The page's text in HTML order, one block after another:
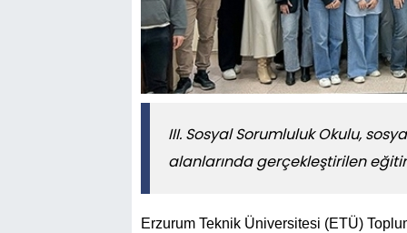
III. Sosyal Sorumluluk Okulu,
alanlarında gerçekleştirilen
Erzurum Teknik Üniversitesi (ETÜ)